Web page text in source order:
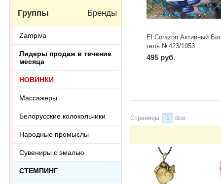
El Corazon Активный
гель №423/1053
Coronation: Infanta 16 мл
495 руб.
Страницы: 1 Все
Группы Бренды
Zampiva
Лидеры продаж в течение
месяца
НОВИНКИ
Массажеры
Белорусские колокольчики
Народные промыслы
Сувениры с эмалью
СТЕМПИНГ